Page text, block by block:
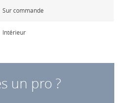
Sur commande
Intérieur
un pro ?